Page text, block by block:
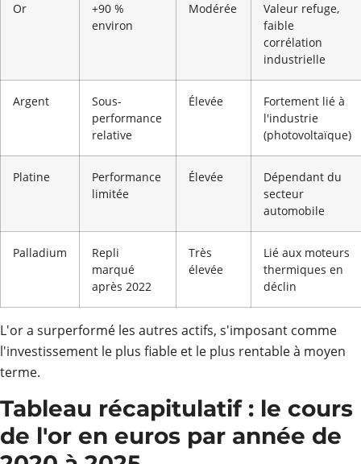
Or
+90 %
environ
Modérée
Valeur refuge,
faible
corrélation
industrielle
Argent
Sous-
performance
relative
Élevée
Fortement lié à
l'industrie
(photovoltaïque)
Platine
Performance
limitée
Élevée
Dépendant du
secteur
automobile
Palladium
Repli
marqué
après 2022
Très
élevée
Lié aux moteurs
thermiques en
déclin
L'or a surperformé les autres actifs, s'imposant comme
l'investissement le plus fiable et le plus rentable à moyen
terme.
Tableau récapitulatif : le cours
de l'or en euros par année de